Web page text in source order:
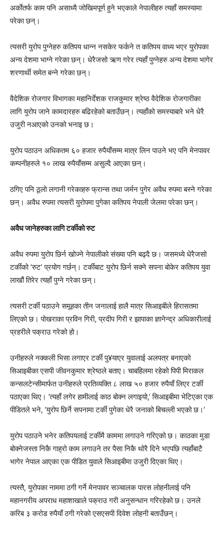
अर्काेतर्फ काम पनि असाध्यै जोखिमपूर्ण हुने भएकाले नेपालीहरु त्यहाँ समस्यामा
परेका छन्।
त्यसरी युरोप पुग्नेहरु कतिपय धान्न नसकेर फर्कने त कतिपय वाध्य भएर युरोपका
अन्य देशमा भाग्ने गरेका छन्। धेरैजसो ऋण गरेर त्यहाँ पुग्नेहरु अन्य देशमा भागेर
शरणार्थी समेत बन्ने गरेका छन्।
वैदेशिक रोजगार विभागका महानिर्देशक राजकुमार श्रेष्ठ वैदेशिक रोजगारीका
लागि युरोप जाने कामदारहरु बढिरहेको बताउँछन्। त्यहाँको समस्याबारे भने धेरै
उजुरी नआएको उनको भनाइ छ।
युरोप पठाउन अधिकतम ६० हजार रुपैयाँसम्म मात्र लिन पाउने भए पनि मेनपावर
कम्पनीहरुले १० लाख रुपैयाँसम्म असुल्दै आएका छन्।
ठगिए पनि ठूलो लगानी गरेकाहरु फ्रान्स तथा जर्मन पुगेर अवैध रुपमा बस्ने गरेका
छन्। अवैध रुपमा त्यसरी युरोपमा पुगेका कतिपय नेपाली जेलमा परेका छन्।
अवैध जानेहरुका लागि टर्कीको रुट
अवैध रुपमा युरोप छिर्न खोज्ने नेपालीको संख्या पनि बढ्दै छ। जसमध्ये धेरैजसो
टर्कीको ‘रुट’ प्रयोग गर्छन्। टर्कीबाट युरोप छिर्न सक्ने सपना बोकेर कतिपय युवा
लाखौं तिरेर त्यहाँ पुग्ने गरेका छन्।
त्यसरी टर्की पठाउने समूहका तीन जनालाई हालै मात्र सिआइबीले हिरासतमा
लिएको छ। पोखराका प्रविन गिरी, प्रदीप गिरी र झापाका ज्ञानेन्द्र अधिकारीलाई
प्रहरीले पक्राउ गरेको हो।
उनीहरुले नक्कली भिसा लगाएर टर्की पु¥याएर युवालाई अलपत्र बनाएको
सिआइबीका एसपी जीवनकुमार श्रेष्ठले बताए। चाबहिलमा रहेको पिपी मिराकल
कन्सलटेन्सीमार्फत उनीहरुले प्रतिव्यक्ति ८ लाख ५० हजार रुपैयाँ लिएर टर्की
पठाएका थिए। ‘त्यहाँ लगेर हामीलाई काठ बोक्न लगाइयो,’ सिआइबीमा भेटिएका एक
पीडितले भने, ‘युरोप छिर्ने सपनामा टर्की पुगेका धेरै जनाको बिचल्ली भएको छ।’
युरोप पठाउने भनेर कतिपयलाई टर्कीमै काममा लगाउने गरिएको छ। काठका मुडा
बोक्नेजस्ता निकै गाह्रो काम लगाउने तर पैसा निकै थोरै दिने भएपछि त्यहाँबाटै
भागेर नेपाल आएका एक पीडित युवाले सिआइबीमा उजुरी दिएका थिए।
त्यस्तै, युरोपका नाममा ठगी गर्ने मेनपावर सञ्चालक पारस लोहनीलाई पनि
महानगरीय अपराध महाशाखाले पक्राउ गरी अनुसन्धान गरिरहेको छ। उनले
करिब ३ करोड रुपैयाँ ठगी गरेको एसएसपी दिवेश लोहनी बताउँछन्।